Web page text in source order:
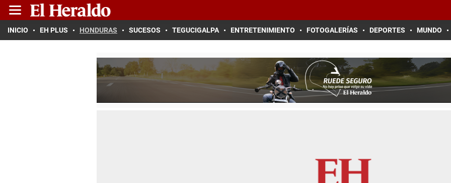
INICIO EH PLUS HONDURAS SUCESOS TEGUCIGALPA ENTRETENIMIENTO FOTOGALERÍAS DEPORTES MUNDO